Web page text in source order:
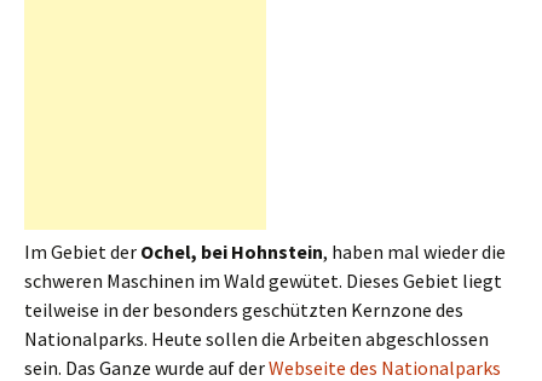
Im Gebiet der Ochel, bei Hohnstein, haben mal wieder die
schweren Maschinen im Wald gewütet. Dieses Gebiet liegt
teilweise in der besonders geschützten Kernzone des
Nationalparks. Heute sollen die Arbeiten abgeschlossen
sein. Das Ganze wurde auf derWebseite des Nationalparks